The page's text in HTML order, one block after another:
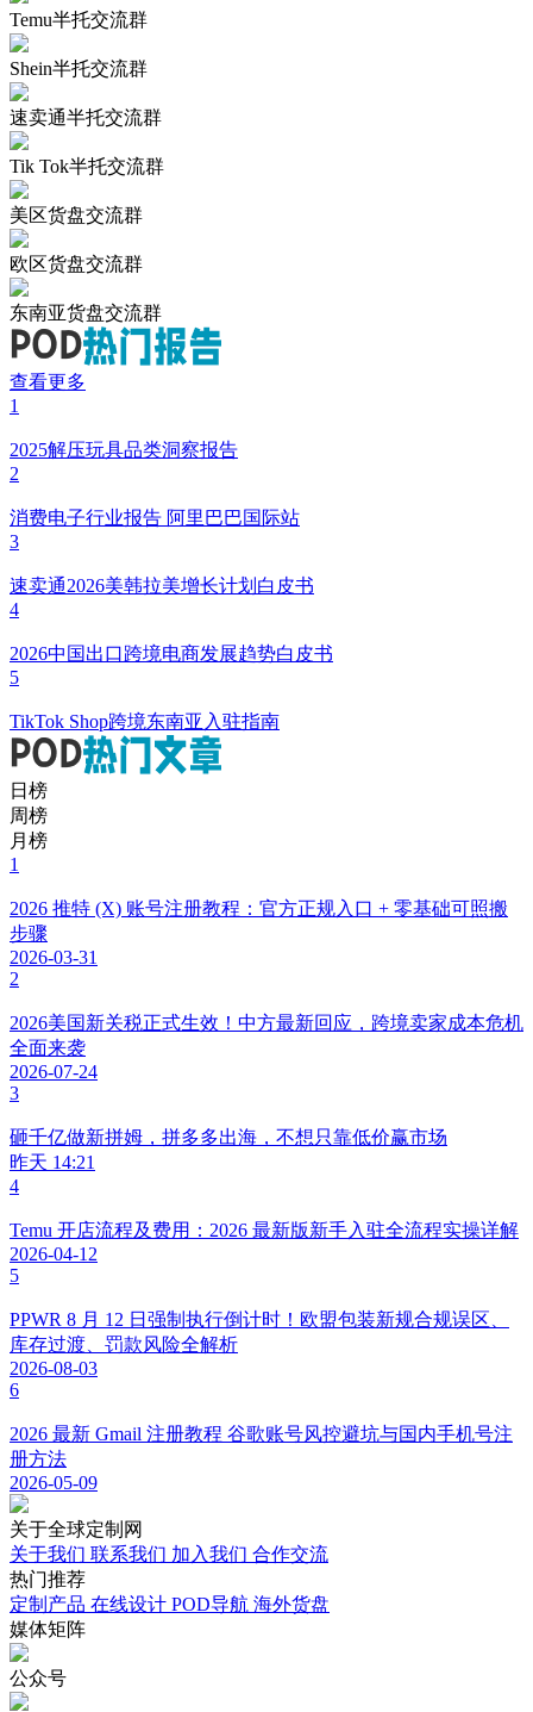
Temu半托交流群
Shein半托交流群
速卖通半托交流群
Tik Tok半托交流群
美区货盘交流群
欧区货盘交流群
东南亚货盘交流群
查看更多
1
2025解压玩具品类洞察报告
2
消费电子行业报告 阿里巴巴国际站
3
速卖通2026美韩拉美增长计划白皮书
4
2026中国出口跨境电商发展趋势白皮书
5
TikTok Shop跨境东南亚入驻指南
日榜
周榜
月榜
1
2026 推特 (X) 账号注册教程：官方正规入口 + 零基础可照搬
步骤
2026-03-31
2
2026美国新关税正式生效！中方最新回应，跨境卖家成本危机
全面来袭
2026-07-24
3
砸千亿做新拼姆，拼多多出海，不想只靠低价赢市场
昨天 14:21
4
Temu 开店流程及费用：2026 最新版新手入驻全流程实操详解
2026-04-12
5
PPWR 8 月 12 日强制执行倒计时！欧盟包装新规合规误区、
库存过渡、罚款风险全解析
2026-08-03
6
2026 最新 Gmail 注册教程 谷歌账号风控避坑与国内手机号注
册方法
2026-05-09
关于全球定制网
关于我们 联系我们 加入我们 合作交流
热门推荐
定制产品 在线设计 POD导航 海外货盘
媒体矩阵
公众号